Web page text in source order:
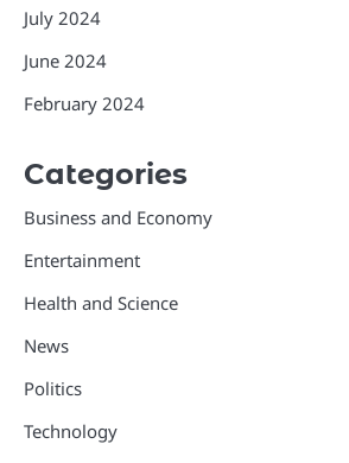
July 2024
June 2024
February 2024
Categories
Business and Economy
Entertainment
Health and Science
News
Politics
Technology